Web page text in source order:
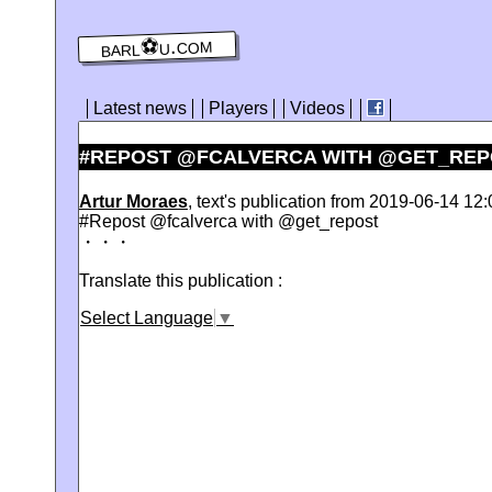
barl⚽️u.com
Latest news Players Videos
#REPOST @FCALVERCA WITH
Artur Moraes, text's publication from 2019-06-14
#Repost @fcalverca with @get_repost
・・・
Translate this publication :
Select Language ▼